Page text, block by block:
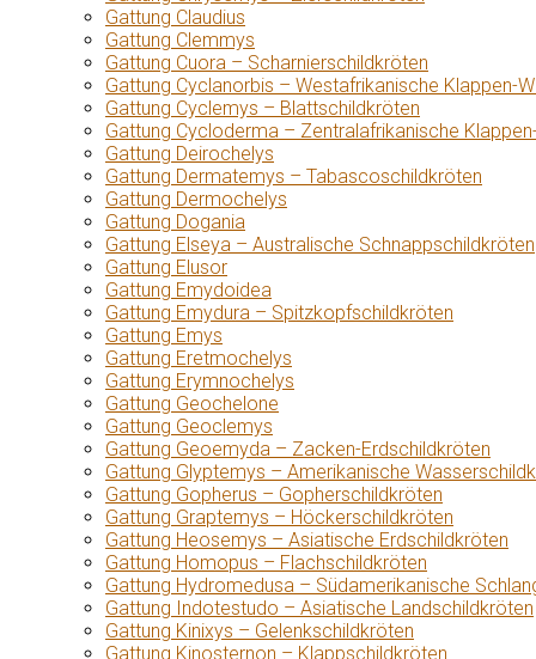
Gattung Claudius
Gattung Clemmys
Gattung Cuora – Scharnierschildkröten
Gattung Cyclanorbis – Westafrikanische Klappen-
Gattung Cyclemys – Blattschildkröten
Gattung Cycloderma – Zentralafrikanische
Gattung Deirochelys
Gattung Dermatemys – Tabascoschildkröten
Gattung Dermochelys
Gattung Dogania
Gattung Elseya – Australische Schnappschildkröten
Gattung Elusor
Gattung Emydoidea
Gattung Emydura – Spitzkopfschildkröten
Gattung Emys
Gattung Eretmochelys
Gattung Erymnochelys
Gattung Geochelone
Gattung Geoclemys
Gattung Geoemyda – Zacken-Erdschildkröten
Gattung Glyptemys – Amerikanische
Gattung Gopherus – Gopherschildkröten
Gattung Graptemys – Höckerschildkröten
Gattung Heosemys – Asiatische Erdschildkröten
Gattung Homopus – Flachschildkröten
Gattung Hydromedusa – Südamerikanische
Gattung Indotestudo – Asiatische Landschildkröten
Gattung Kinixys – Gelenkschildkröten
Gattung Kinosternon – Klappschildkröten